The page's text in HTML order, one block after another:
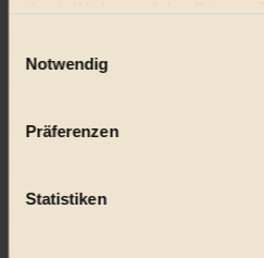
Informationen über
welche bis auf einige
Merkmalen (Fingerprinting)
Notwendig
Präferenzen
Statistiken
Vegan